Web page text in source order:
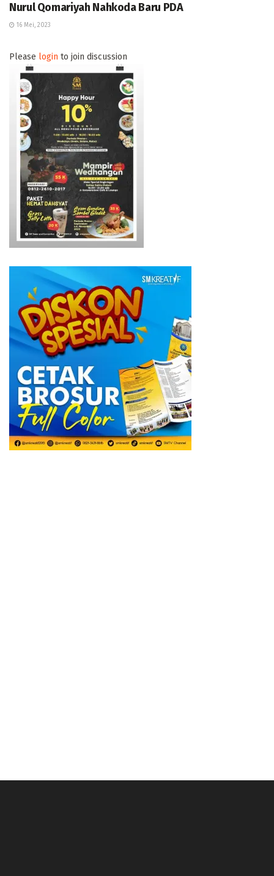
Nurul Qomariyah Nahkoda Baru PDA
16 Mei, 2023
Please login to join discussion